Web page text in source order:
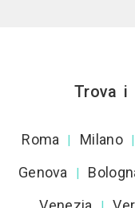
Trova i
Roma | Milano |
Genova |